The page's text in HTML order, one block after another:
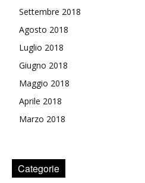
Settembre 2018
Agosto 2018
Luglio 2018
Giugno 2018
Maggio 2018
Aprile 2018
Marzo 2018
Categorie